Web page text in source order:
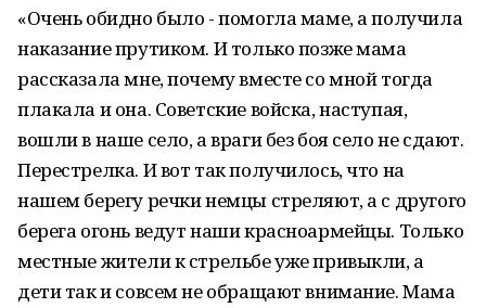
«Очень обидно было - помогла маме, а получила
наказание прутиком. И только позже мама
рассказала мне, почему вместе со мной тогда
плакала и она. Советские войска, наступая,
вошли в наше село, а враги без боя село не сдают.
Перестрелка. И вот так получилось, что на
нашем берегу речки немцы стреляют, а с другого
берега огонь ведут наши красноармейцы. Только
местные жители к стрельбе уже привыкли, а
дети так и совсем не обращают внимание. Мама